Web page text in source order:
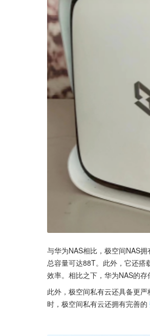
与华为NAS相比，极空间NAS
总容量可达88T。此外，它还
效率。相比之下，华为NAS的存
此外，极空间私有云还具备更严
时，极空间私有云还拥有完善的